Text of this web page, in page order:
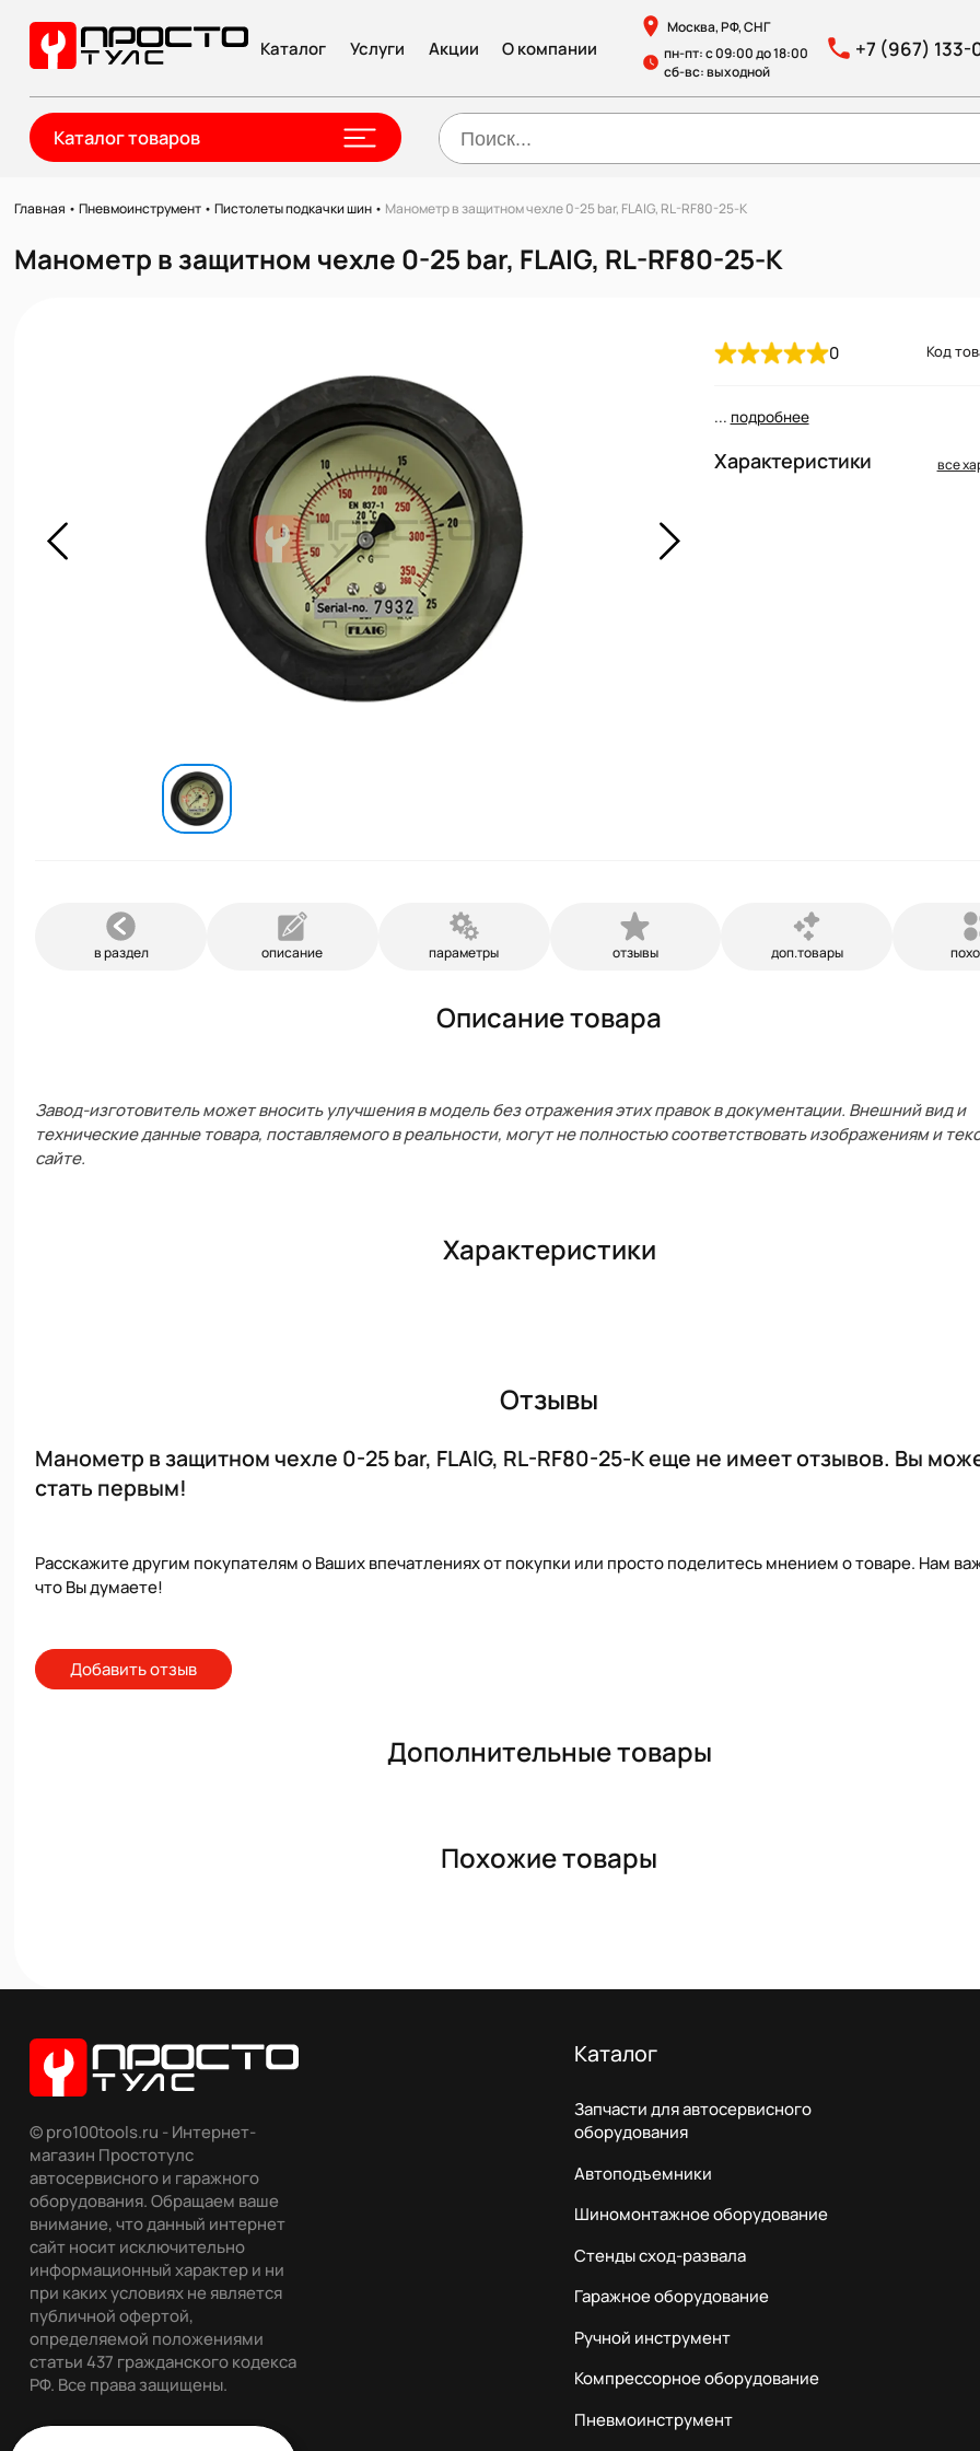
Каталог Услуги Акции О компании
Москва, РФ, СНГ
пн-пт: с 09:00 до 18:00
сб-вс: выходной
+7 (967) 133-
Каталог товаров
Главная •Пневмоинструмент •Пистолеты подкачки шин • Манометр в защитном чехле 0-25 bar, FLAIG, RL-RF80-25-K
Манометр в защитном чехле 0-25 bar, FLAIG, RL-RF80-25-K
0 Код
... подробнее
Характеристики все
в раздел описание параметры отзывы доп.товары
Описание товара
Завод-изготовитель может вносить улучшения в модель без отражения этих правок в документации. Внешний вид и
технические данные товара, поставляемого в реальности, могут не полностью соответствовать изображениям и
сайте.
Характеристики
Отзывы
Манометр в защитном чехле 0-25 bar, FLAIG, RL-RF80-25-K еще не имеет отзывов. Вы
стать первым!
Расскажите другим покупателям о Ваших впечатлениях от покупки или просто поделитесь мнением о товаре. Нам
что Вы думаете!
Добавить отзыв
Дополнительные товары
Похожие товары
© pro100tools.ru - Интернет-
магазин Простотулс
автосервисного и гаражного
оборудования. Обращаем ваше
внимание, что данный интернет
сайт носит исключительно
информационный характер и ни
при каких условиях не является
публичной офертой,
определяемой положениями
статьи 437 гражданского кодекса
РФ. Все права защищены.
Каталог
Запчасти для автосервисного
оборудования
Автоподъемники
Шиномонтажное оборудование
Стенды сход-развала
Гаражное оборудование
Ручной инструмент
Компрессорное оборудование
Пневмоинструмент